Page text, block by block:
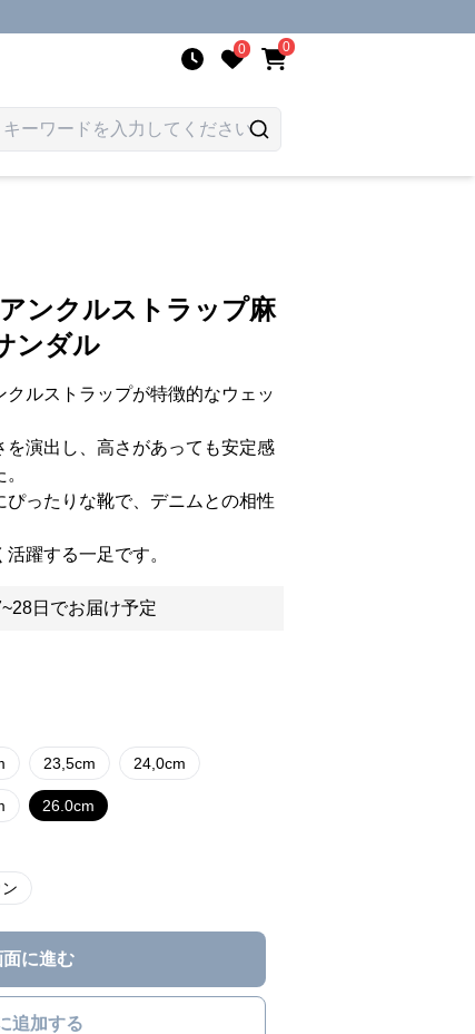
0 0
ンクルストラップ麻
ンダル
ルストラップが特徴的なウェッ
演出し、高さがあっても安定感
ったりな靴で、デニムとの相性
躍する一足です。
日でお届け予定
23,5cm 24,0cm
26.0cm
面に進む
追加する